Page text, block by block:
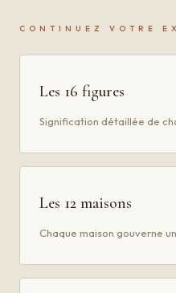
CONTINUEZ VOTRE
Les 16 figures
Signification détaillée de
Les 12 maisons
Chaque maison gouverne